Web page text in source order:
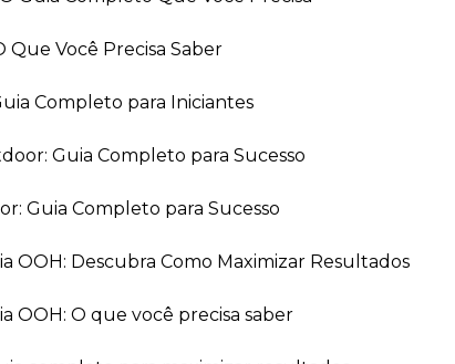
Que Você Precisa Saber
Completo para Iniciantes
Guia Completo para Sucesso
Guia Completo para Sucesso
OOH: Descubra Como Maximizar Resultados
OOH: O que você precisa saber